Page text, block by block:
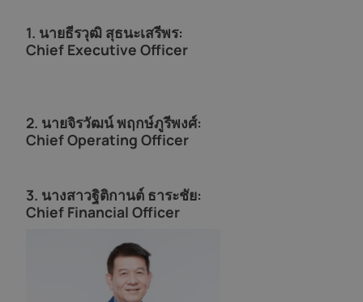
1. นายธีรวุฒิ สุธนะเสรีพร:
Chief Executive Officer
2. นายจิรวัฒน์ พฤกษ์ภูรีพงศ์:
Chief Operating Officer
3. นางสาวฐิติกานต์ ธาระชัย:
Chief Financial Officer